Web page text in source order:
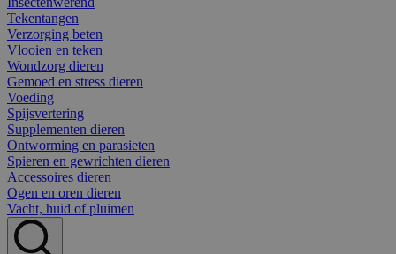
Tekentangen
Verzorging beten
Vlooien en teken
Wondzorg dieren
Gemoed en stress dieren
Voeding
Spijsvertering
Supplementen dieren
Ontworming en parasieten
Spieren en gewrichten dieren
Accessoires dieren
Ogen en oren dieren
Vacht, huid of pluimen